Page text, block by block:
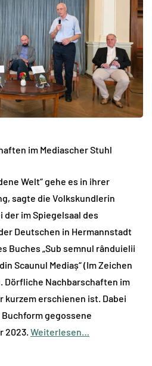
im Mediascher Stuhl
Welt“ gehe es in ihrer
sagte die Volkskundlerin
der im Spiegelsaal des
Deutschen in Hermannstadt
Buches „Sub semnul rânduielii
Scaunul Mediaș“ (Im Zeichen
Dörfliche Nachbarschaften im
kurzem erschienen ist. Dabei
gegossene
2023. Weiterlesen…